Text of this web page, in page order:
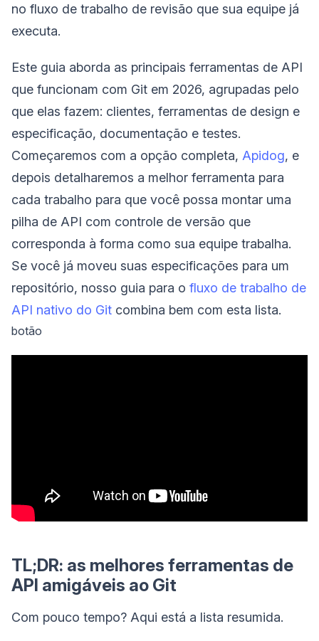
no fluxo de trabalho de revisão que sua equipe já
executa.
Este guia aborda as principais ferramentas de API
que funcionam com Git em 2026, agrupadas pelo
que elas fazem: clientes, ferramentas de design e
especificação, documentação e testes.
Começaremos com a opção completa, Apidog, e
depois detalharemos a melhor ferramenta para
cada trabalho para que você possa montar uma
pilha de API com controle de versão que
corresponda à forma como sua equipe trabalha.
Se você já moveu suas especificações para um
repositório, nosso guia para o fluxo de trabalho de
API nativo do Git combina bem com esta lista.
botão
TL;DR: as melhores ferramentas de
API amigáveis ao Git
Com pouco tempo? Aqui está a lista resumida.